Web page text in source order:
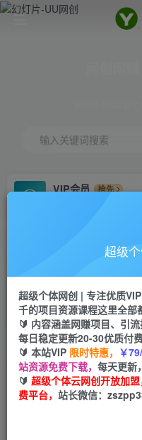
输入关键词搜索
VIP会员
抢先
会员专属推广链接
挂机
项目
脚本卡密
首页 创业课程 会员免费
半仙联盟创业之路：
【揭秘】
超级
超级个体网创 | 专注优质
千的项目资源课程这里全部
🔰 内容涵盖网赚项目、引
每日稳定更新20-30优质付费
🔰 本站VIP 限时特惠， ￥
站资源免费下载， 每天更新
🔰 超级个体云网创开放加
费平台， 站长微信：